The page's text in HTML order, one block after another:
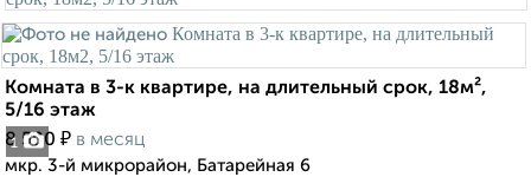
1
Комната в 3-к квартире, на длительный срок, 18м²,
5/16 этаж
8 500 ₽ в месяц
мкр. 3-й микрорайон, Батарейная 6